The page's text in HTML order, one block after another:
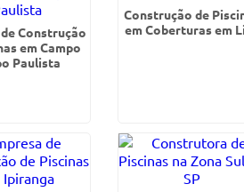
Construção
em Campo
Paulista
Construção de
em Coberturas em